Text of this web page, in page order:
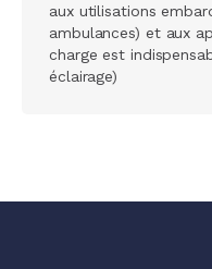
aux utilisations
ambulances) et aux
charge est
éclairage)